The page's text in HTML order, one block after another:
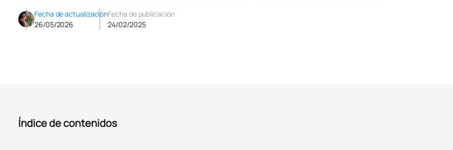
Fecha de actualización
26/05/2026
Fecha de publicación
24/02/2025
Índice de contenidos